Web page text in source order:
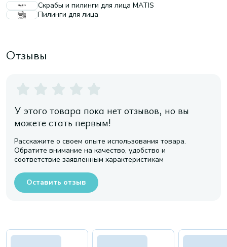
Скрабы и пилинги для лица MATIS
Пилинги для лица
Отзывы
У этого товара пока нет отзывов, но вы
можете стать первым!
Расскажите о своем опыте использования товара.
Обратите внимание на качество, удобство и
соответствие заявленным характеристикам
Оставить отзыв